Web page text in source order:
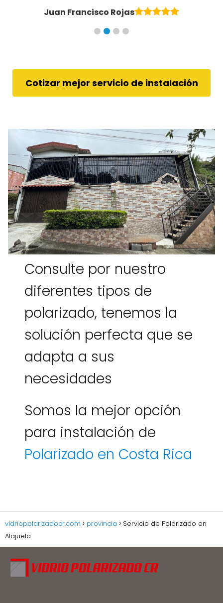
Juan Francisco Rojas
Cotizar mejor servicio de instalación
Consulte por nuestro
diferentes tipos de
polarizado, tenemos la
solución perfecta que se
adapta a sus
necesidades
Somos la mejor opción
para instalación de
Polarizado en Costa Rica
vidriopolarizadocr.com provincia
Servicio de Polarizado en
Alajuela